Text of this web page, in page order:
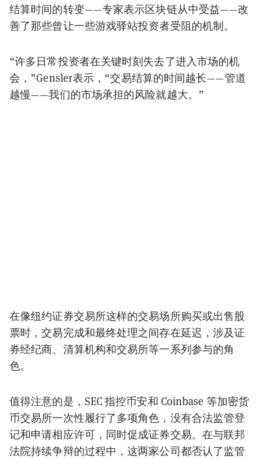
结算时间的转变——专家表示区块链从中受益——改
善了那些曾让一些游戏驿站投资者受阻的机制。
“许多日常投资者在关键时刻失去了进入市场的机
会，”Gensler表示，“交易结算的时间越长——管道
越慢——我们的市场承担的风险就越大。”
在像纽约证券交易所这样的交易场所购买或出售股
票时，交易完成和最终处理之间存在延迟，涉及证
券经纪商、清算机构和交易所等一系列参与的角
色。
值得注意的是，SEC 指控币安和 Coinbase 等加密货
币交易所一次性履行了多项角色，没有合法监管登
记和申请相应许可，同时促成证券交易。在与联邦
法院持续争辩的过程中，这两家公司都否认了监管